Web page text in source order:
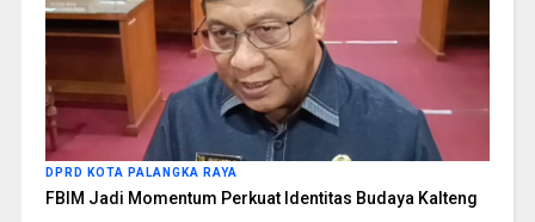
DPRD KOTA PALANGKA RAYA
FBIM Jadi Momentum Perkuat Identitas Budaya Kalteng